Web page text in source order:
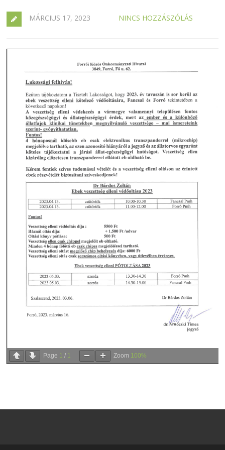
MÁRCIUS 17, 2023 NINCS HOZZÁSZÓLÁS
Page 1 / 1 Zoom 100%